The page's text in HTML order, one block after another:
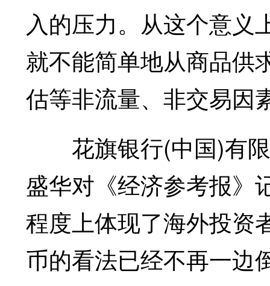
入的压力。从这个意义
就不能简单地从商品供
估等非流量、非交易因
花旗银行(中国)有限
盛华对《经济参考报》
程度上体现了海外投资
币的看法已经不再一边